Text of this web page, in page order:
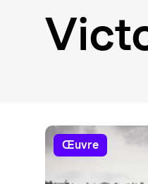
œuvre